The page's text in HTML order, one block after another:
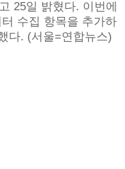
25일 밝혔다. 이번에
수집 항목을 추가하
다. (서울=연합뉴스)